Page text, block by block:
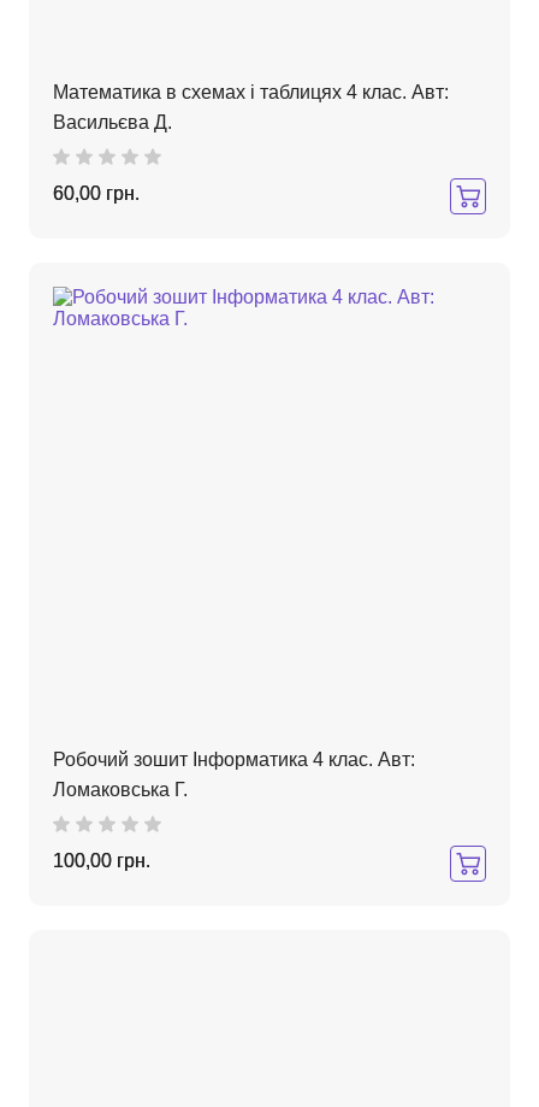
Математика в схемах і таблицях 4 клас. Авт:
Васильєва Д.
60,00 грн.
Робочий зошит Інформатика 4 клас. Авт:
Ломаковська Г.
100,00 грн.